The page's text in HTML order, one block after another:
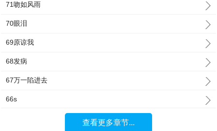
71吻如风雨
70眼泪
69原谅我
68发病
67万一陷进去
66s
查看更多章节...